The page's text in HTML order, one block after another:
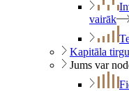
vairāk
Kapitāla
Jums var